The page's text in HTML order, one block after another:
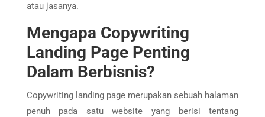
atau jasanya.
Mengapa Copywriting
Landing Page Penting
Dalam Berbisnis?
Copywriting landing page merupakan sebuah halaman
penuh pada satu website yang berisi tentang